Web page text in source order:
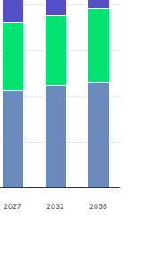
2027 2032 2036